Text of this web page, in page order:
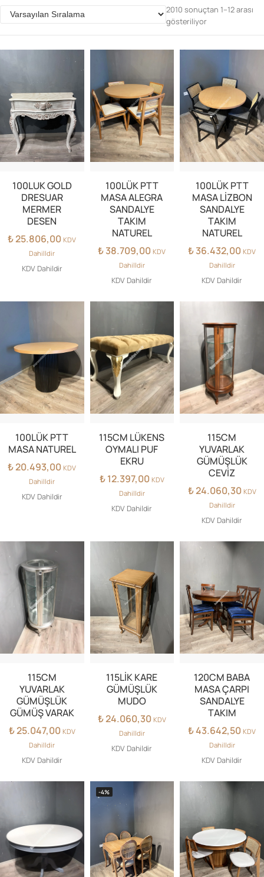
Parolanızı mı unuttunuz?
Hesap Oluştur
2010 sonuçtan 1–12 arası
gösteriliyor
100LUK GOLD
DRESUAR
MERMER
DESEN
₺25.806,00 KDV
Dahilldir
KDV Dahildir
100LÜK PTT
MASA ALEGRA
SANDALYE
TAKIM
NATUREL
₺38.709,00 KDV
Dahilldir
KDV Dahildir
100LÜK PTT
MASA LİZBON
SANDALYE
TAKIM
NATUREL
₺36.432,00 KDV
Dahilldir
KDV Dahildir
100LÜK PTT
MASA NATUREL
₺20.493,00 KDV
Dahilldir
KDV Dahildir
115CM LÜKENS
OYMALI PUF
EKRU
₺12.397,00 KDV
Dahilldir
KDV Dahildir
115CM
YUVARLAK
GÜMÜŞLÜK
CEVİZ
₺24.060,30 KDV
Dahilldir
KDV Dahildir
115CM
YUVARLAK
GÜMÜŞLÜK
GÜMÜŞ VARAK
₺25.047,00 KDV
Dahilldir
KDV Dahildir
115LİK KARE
GÜMÜŞLÜK
MUDO
₺24.060,30 KDV
Dahilldir
KDV Dahildir
120CM BABA
MASA ÇARPI
SANDALYE
TAKIM
₺43.642,50 KDV
Dahilldir
KDV Dahildir
-4%